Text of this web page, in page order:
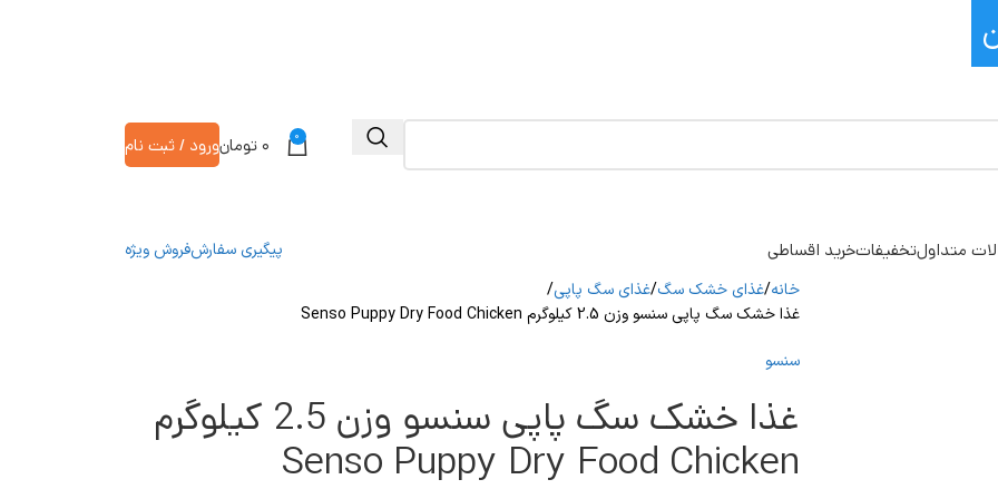
0 ۰تومانورود / ثبت نام
متداولتخفیفاتخرید اقساطی پیگیری سفارشفروش ویژه
خانه غذای خشک سگ غذای سگ پاپی
غذا خشک سگ پاپی سنسو وزن 2.5 کیلوگرم Senso Puppy Dry Food Chicken
سنسو
غذا خشک سگ پاپی سنسو وزن 2.5 کیلوگرم
Senso Puppy Dry Food Chicken